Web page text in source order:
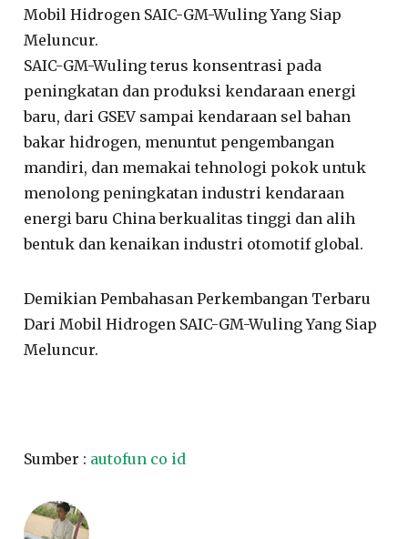
Mobil Hidrogen SAIC-GM-Wuling Yang Siap
Meluncur.
SAIC-GM-Wuling terus konsentrasi pada
peningkatan dan produksi kendaraan energi
baru, dari GSEV sampai kendaraan sel bahan
bakar hidrogen, menuntut pengembangan
mandiri, dan memakai tehnologi pokok untuk
menolong peningkatan industri kendaraan
energi baru China berkualitas tinggi dan alih
bentuk dan kenaikan industri otomotif global.
Demikian Pembahasan Perkembangan Terbaru
Dari Mobil Hidrogen SAIC-GM-Wuling Yang Siap
Meluncur.
Sumber : autofun co id